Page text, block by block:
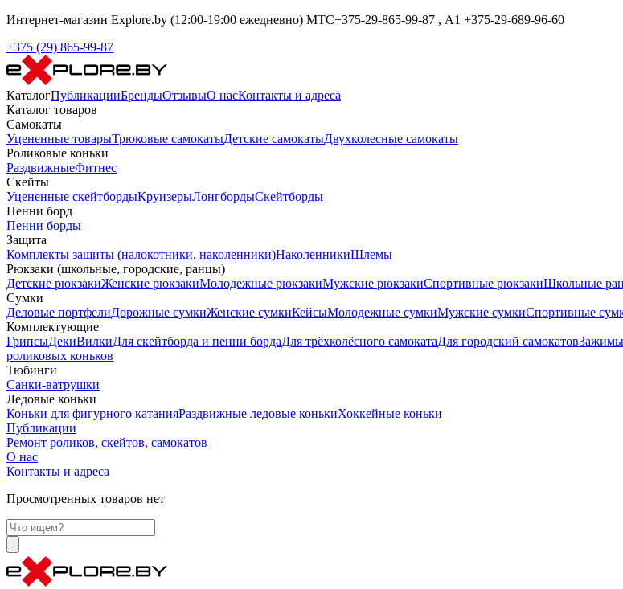
Интернет-магазин Explore.by (12:00-19:00 ежедневно) МТС+375-29-865-99-87 , А1 +375-29-689-96-60
+375 (29) 865-99-87
КаталогПубликацииБрендыОтзывыО насКонтакты и адреса
Каталог товаров
Самокаты
Уцененные товарыТрюковые самокатыДетские самокатыДвухколесные самокаты
Роликовые коньки
РаздвижныеФитнес
Скейты
Уцененные скейтбордыКруизерыЛонгбордыСкейтборды
Пенни борд
Пенни борды
Защита
Комплекты защиты (налокотники, наколенники)НаколенникиШлемы
Рюкзаки (школьные, городские, ранцы)
Детские рюкзакиЖенские рюкзакиМолодежные рюкзакиМужские рюкзакиСпортивные рюкзакиШкольные
Сумки
Деловые портфелиДорожные сумкиЖенские сумкиКейсыМолодежные сумкиМужские сумкиСпортивные
Комплектующие
ГрипсыДекиВилкиДля скейтборда и пенни бордаДля трёхколёсного самокатаДля городский самокатовЗажимы
роликовых коньков
Тюбинги
Санки-ватрушки
Ледовые коньки
Коньки для фигурного катанияРаздвижные ледовые конькиХоккейные коньки
Публикации
Ремонт роликов, скейтов, самокатов
О нас
Контакты и адреса
Просмотренных товаров нет